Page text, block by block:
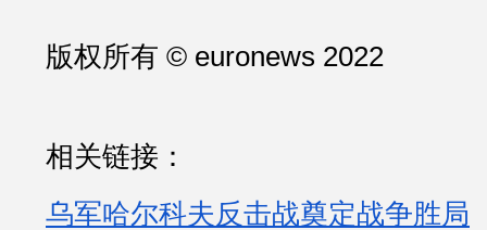
版权所有 © euronews 2022
相关链接：
乌军哈尔科夫反击战奠定战争胜局